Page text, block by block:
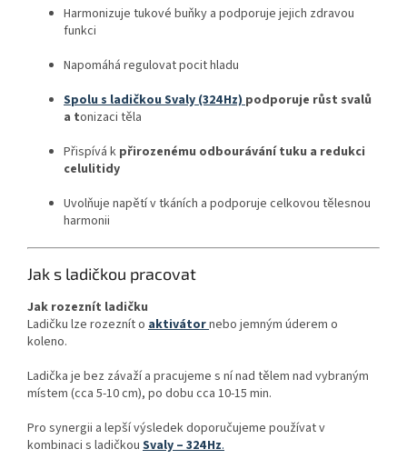
Harmonizuje tukové buňky a podporuje jejich zdravou
funkci
Napomáhá regulovat pocit hladu
Spolu s ladičkou Svaly (324 Hz) podporuje růst svalů
a tonizaci těla
Přispívá k přirozenému odbourávání tuku a redukci
celulitidy
Uvolňuje napětí v tkáních a podporuje celkovou tělesnou
harmonii
Jak s ladičkou pracovat
Jak rozeznít ladičku
Ladičku lze rozeznít o aktivátornebo jemným úderem o
koleno.
Ladička je bez závaží a pracujeme s ní nad tělem nad vybraným
místem (cca 5-10 cm), po dobu cca 10-15 min.
Pro synergii a lepší výsledek doporučujeme používat v
kombinaci s ladičkou Svaly – 324 Hz.